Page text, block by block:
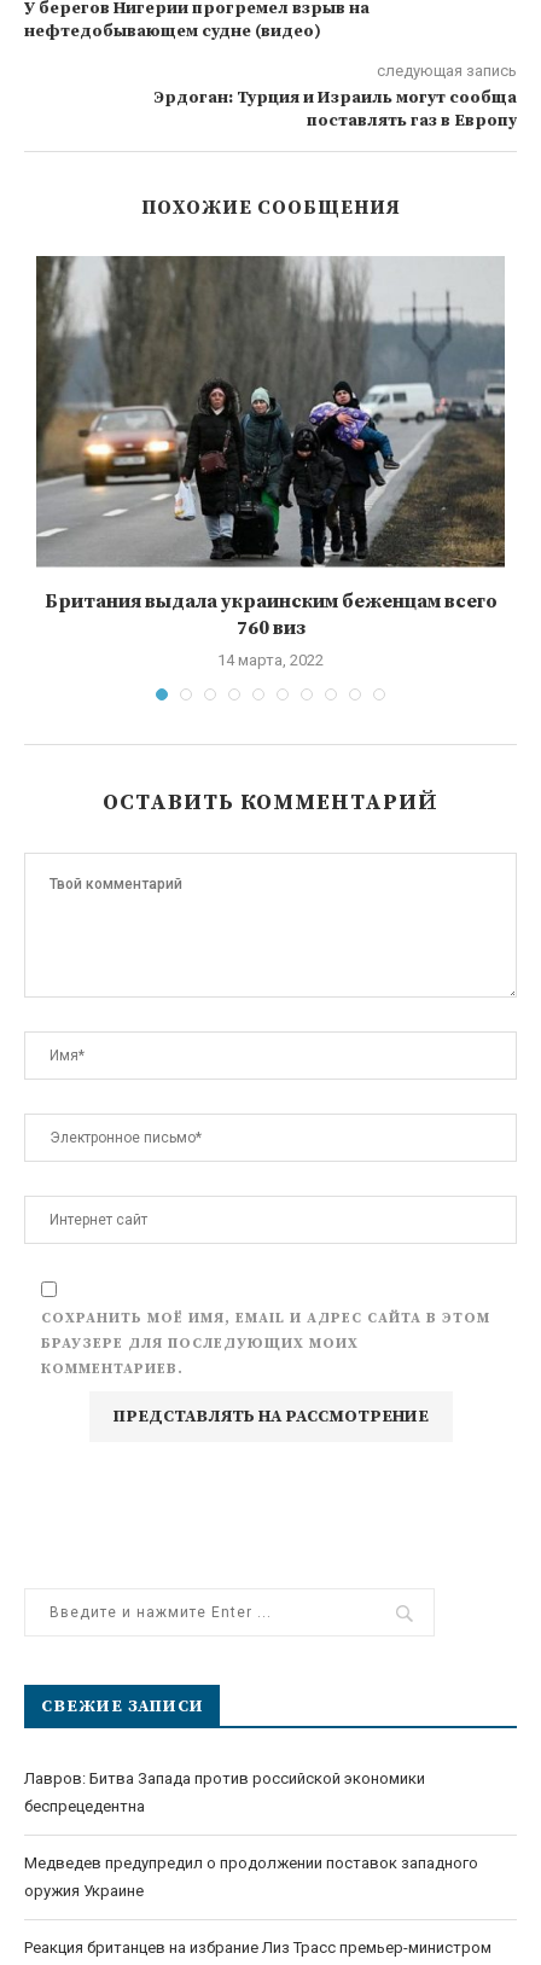
У берегов Нигерии прогремел взрыв на
нефтедобывающем судне (видео)
следующая запись
Эрдоган: Турция и Израиль могут сообща
поставлять газ в Европу
ПОХОЖИЕ СООБЩЕНИЯ
Британия выдала украинским беженцам всего
760 виз
14 марта, 2022
ОСТАВИТЬ КОММЕНТАРИЙ
СОХРАНИТЬ МОЁ ИМЯ, EMAIL И АДРЕС САЙТА В ЭТОМ
БРАУЗЕРЕ ДЛЯ ПОСЛЕДУЮЩИХ МОИХ
КОММЕНТАРИЕВ.
СВЕЖИЕ ЗАПИСИ
Лавров: Битва Запада против российской экономики
беспрецедентна
Медведев предупредил о продолжении поставок западного
оружия Украине
Реакция британцев на избрание Лиз Трасс премьер-министром